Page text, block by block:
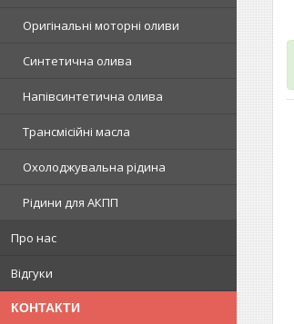
Оригінальні моторні оливи
Синтетична олива
Напівсинтетична олива
Трансмісійні масла
Охолоджувальна рідина
Рідини для АКПП
Про нас
Відгуки
КОНТАКТИ